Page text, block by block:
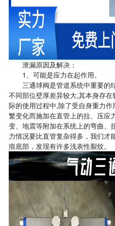
泄漏原因及解决：
1、可能是应力在起作用。
三通球阀是管道系统中重要的
不同部位壁厚差异较大,其本身存
际的使用过程中,除了受自身重力
繁变化而施加在直管上的拉、压应
变、地震等附加在系统上的弯曲、
力情况要比直管复杂得多，我们才
痕底部，发现有许多浅表性裂纹。